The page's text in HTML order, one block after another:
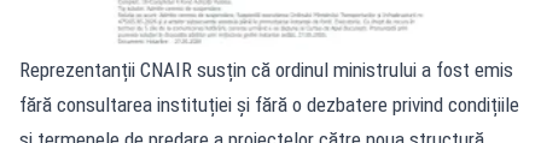
Reprezentanții CNAIR susțin că ordinul ministrului a fost emis
fără consultarea instituției și fără o dezbatere privind condițiile